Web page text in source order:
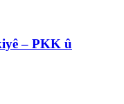
– PKK û